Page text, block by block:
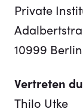
Private
10999 Berlin
Vertreten
Thilo Utke